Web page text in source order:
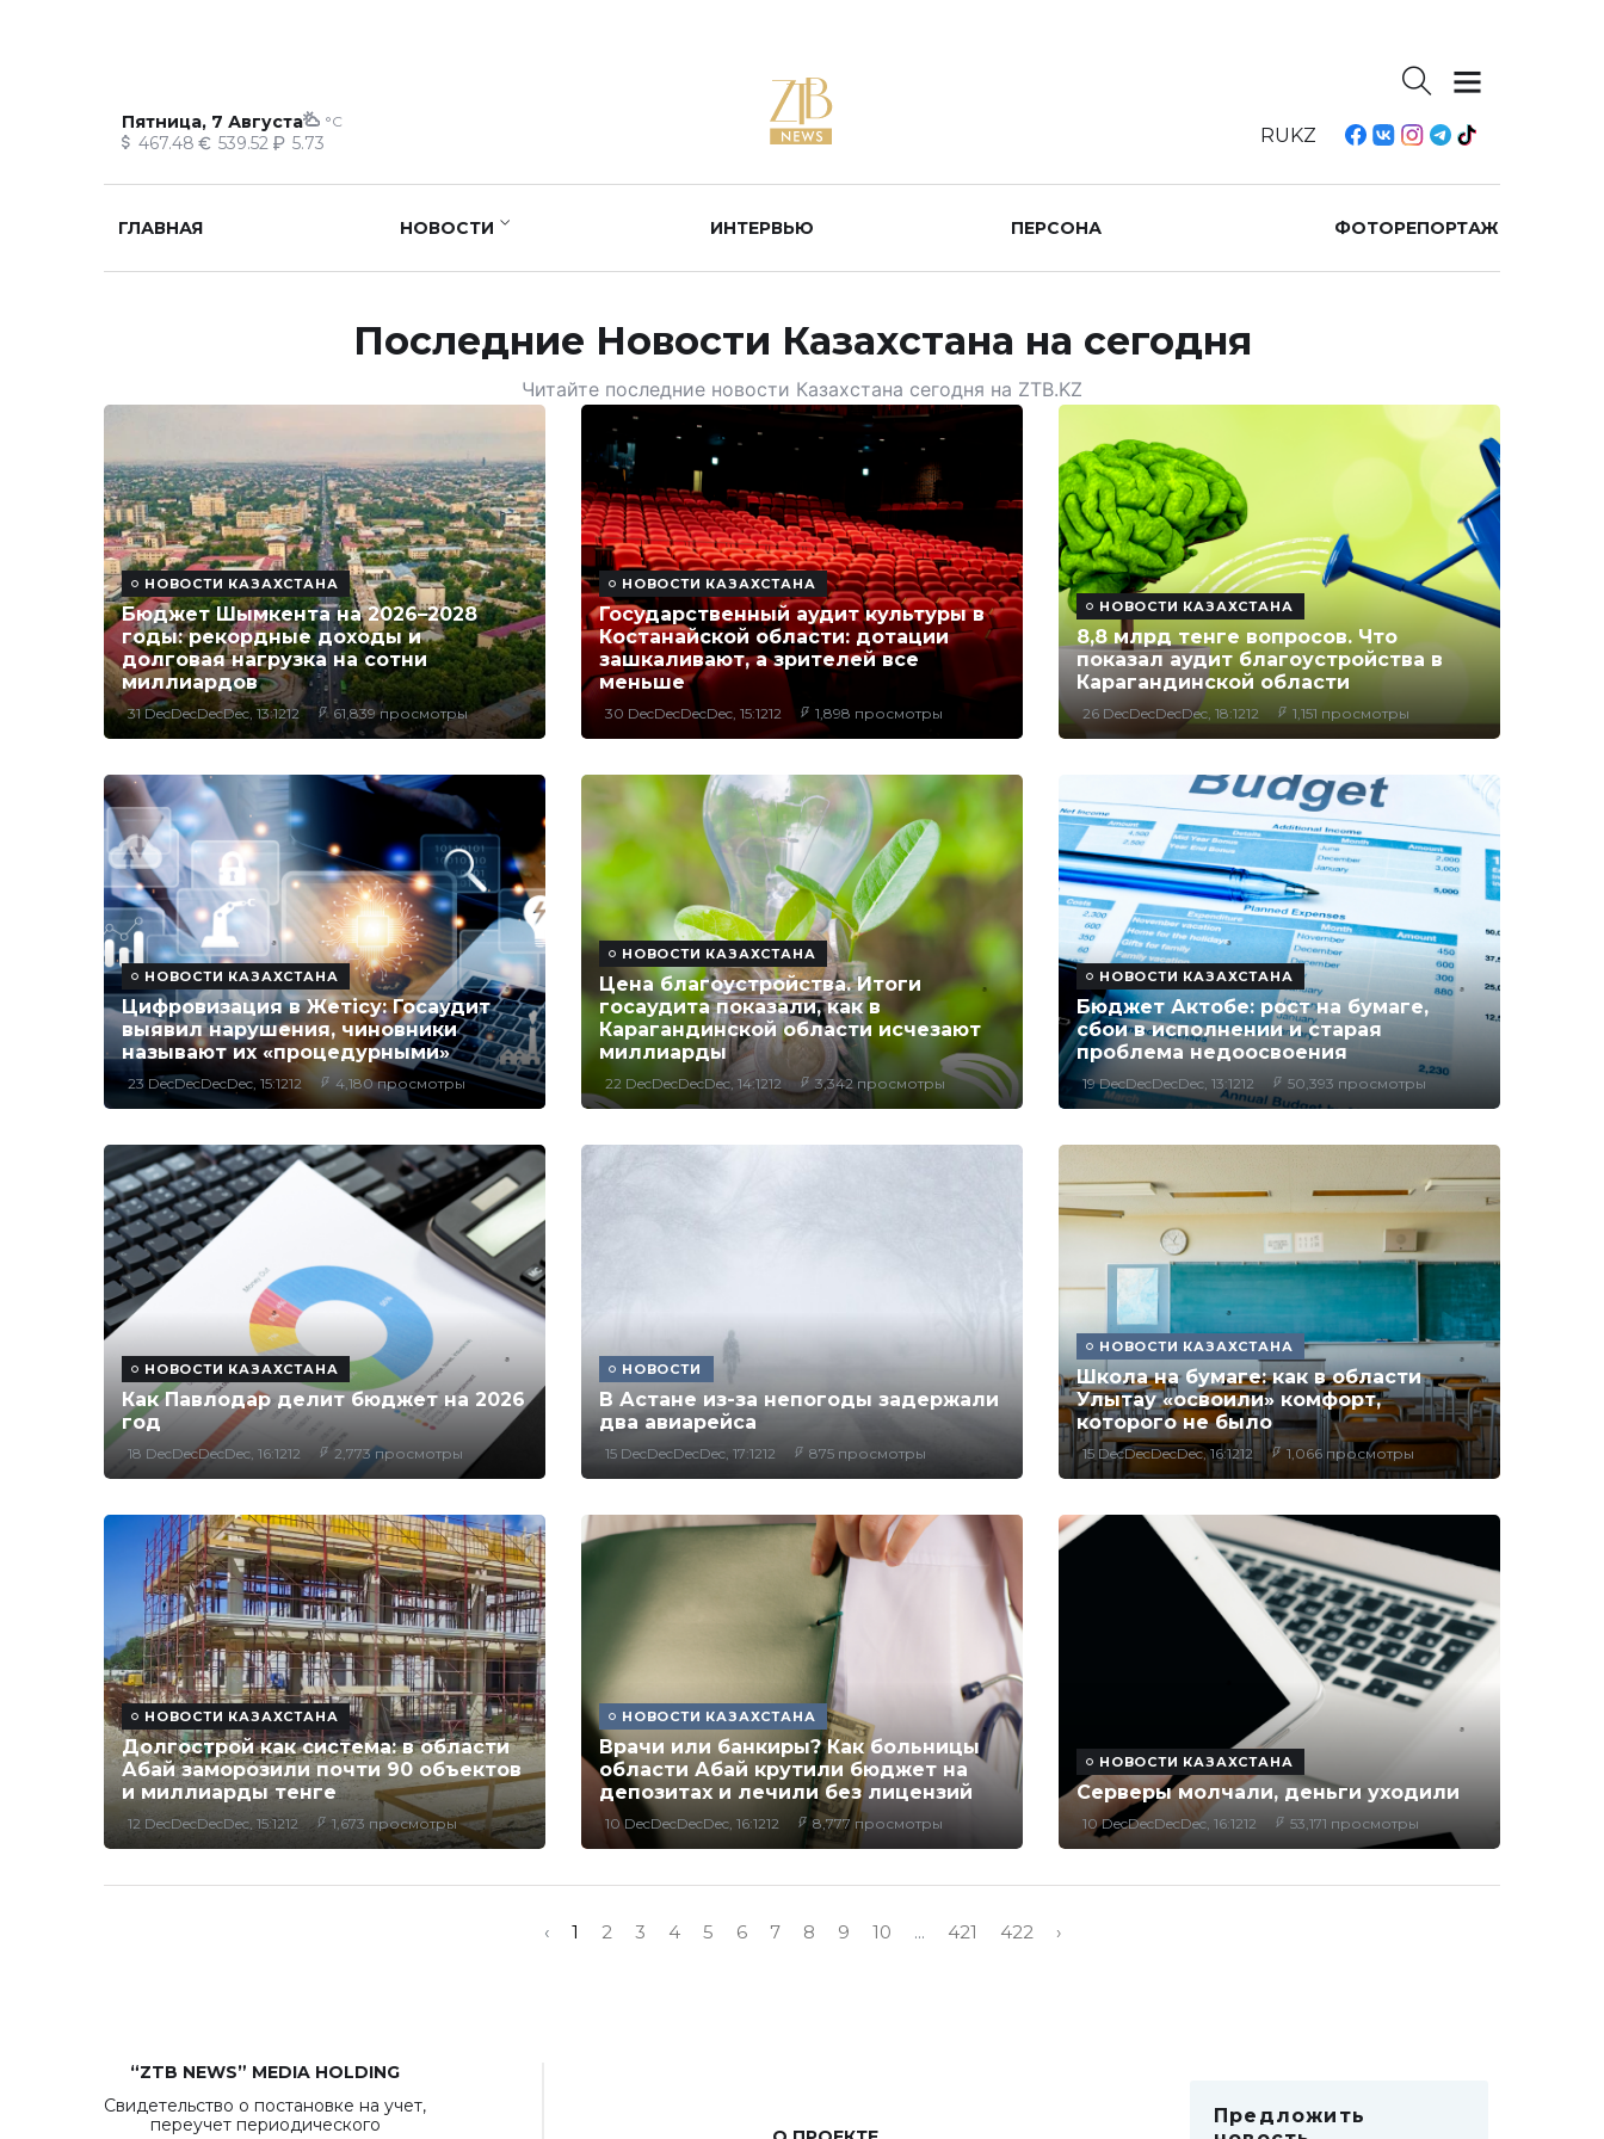
Пятница, 7 Августа °C
467.48 539.52 5.73 RUKZ
ГЛАВНАЯ НОВОСТИ ИНТЕРВЬЮ ПЕРСОНА ФОТОРЕПОРТАЖ
Последние Новости Казахстана на сегодня
Читайте последние новости Казахстана сегодня на ZTB.KZ
НОВОСТИ КАЗАХСТАНА
Бюджет Шымкента на 2026–2028
годы: рекордные доходы и
долговая нагрузка на сотни
миллиардов
31 DecDecDecDec, 13:1212 61,839 просмотры
НОВОСТИ КАЗАХСТАНА
Государственный аудит культуры в
Костанайской области: дотации
зашкаливают, а зрителей все
меньше
30 DecDecDecDec, 15:1212 1,898 просмотры
НОВОСТИ КАЗАХСТАНА
8,8 млрд тенге вопросов. Что
показал аудит благоустройства в
Карагандинской области
26 DecDecDecDec, 18:1212 1,151 просмотры
НОВОСТИ КАЗАХСТАНА
Цифровизация в Жетісу: Госаудит
выявил нарушения, чиновники
называют их «процедурными»
23 DecDecDecDec, 15:1212 4,180 просмотры
НОВОСТИ КАЗАХСТАНА
Цена благоустройства. Итоги
госаудита показали, как в
Карагандинской области исчезают
миллиарды
22 DecDecDecDec, 14:1212 3,342 просмотры
НОВОСТИ КАЗАХСТАНА
Бюджет Актобе: рост на бумаге,
сбои в исполнении и старая
проблема недоосвоения
19 DecDecDecDec, 13:1212 50,393 просмотры
НОВОСТИ КАЗАХСТАНА
Как Павлодар делит бюджет на 2026
год
18 DecDecDecDec, 16:1212 2,773 просмотры
НОВОСТИ
В Астане из-за непогоды задержали
два авиарейса
15 DecDecDecDec, 17:1212 875 просмотры
НОВОСТИ КАЗАХСТАНА
Школа на бумаге: как в области
Улытау «освоили» комфорт,
которого не было
15 DecDecDecDec, 16:1212 1,066 просмотры
НОВОСТИ КАЗАХСТАНА
Долгострой как система: в области
Абай заморозили почти 90 объектов
и миллиарды тенге
12 DecDecDecDec, 15:1212 1,673 просмотры
НОВОСТИ КАЗАХСТАНА
Врачи или банкиры? Как больницы
области Абай крутили бюджет на
депозитах и лечили без лицензий
10 DecDecDecDec, 16:1212 8,777 просмотры
НОВОСТИ КАЗАХСТАНА
Серверы молчали, деньги уходили
10 DecDecDecDec, 16:1212 53,171 просмотры
‹ 1 2 3 4 5 6 7 8 9 10 ... 421 422 ›
“ZTB NEWS” MEDIA HOLDING
Свидетельство о постановке на учет,
переучет периодического
Предложить